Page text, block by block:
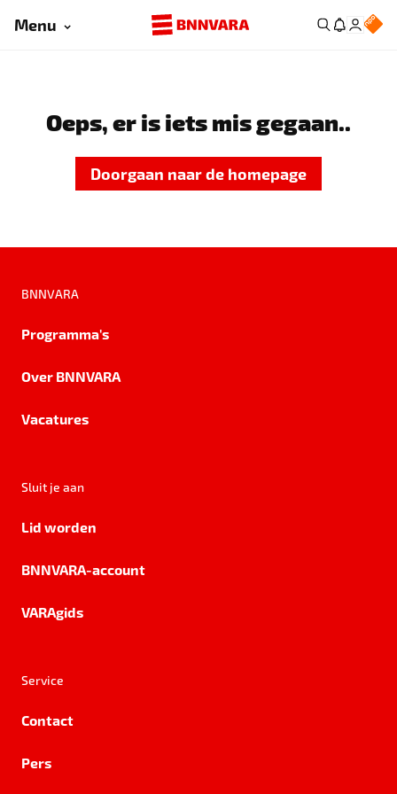
Menu
Oeps, er is iets mis gegaan..
Doorgaan naar de homepage
BNNVARA
Programma's
Over BNNVARA
Vacatures
Sluit je aan
Lid worden
BNNVARA-account
VARAgids
Service
Contact
Pers